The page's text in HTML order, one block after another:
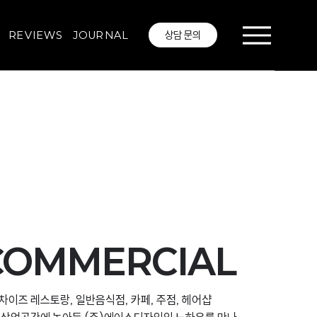
REVIEWS JOURNAL 상담 문의
이즈 레스토랑, 일반음식점, 카페, 주점, 헤어샵